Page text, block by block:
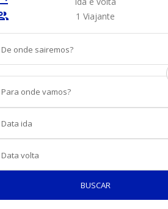
1 Viajante
De onde sairemos?
Para onde vamos?
Data ida
Data volta
BUSCAR